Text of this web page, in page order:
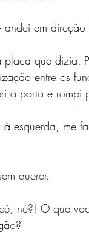
em direção
que dizia:
entre os
a porta e rompi
esquerda, me
querer.
né?! O que